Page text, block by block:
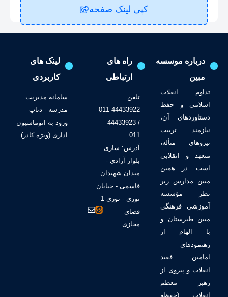
10- درج هدر، فوتر و سایر اشیاء
کپی لینک صفحه
درباره موسسه
مبین
تداوم انقلاب
اسلامی و حفظ
دستاوردهای آن،
نیازمند تربیت
نیروهای متأله،
متعهد و انقلابی
است. در همین
مبین مدارس زیر
نظر مؤسسه
آموزشی فرهنگی
مبین طبرستان و
با الهام از
رهنمودهای
امامین فقید
انقلاب و پیروی از
رهبر معظم
انقلاب (حفظه
راه های
ارتباطی
تلفن:
44433922-011
/ 44433923-
011
آدرس: ساری -
بلوار آزادی -
میدان شهیدان
قاسمی - خیابان
نوری - نوری 1
فضای
مجازی:
لینک های
کاربردی
سامانه مدیریت
مدرسه - دناپ
ورود به اتوماسیون
اداری (ویژه کادر)